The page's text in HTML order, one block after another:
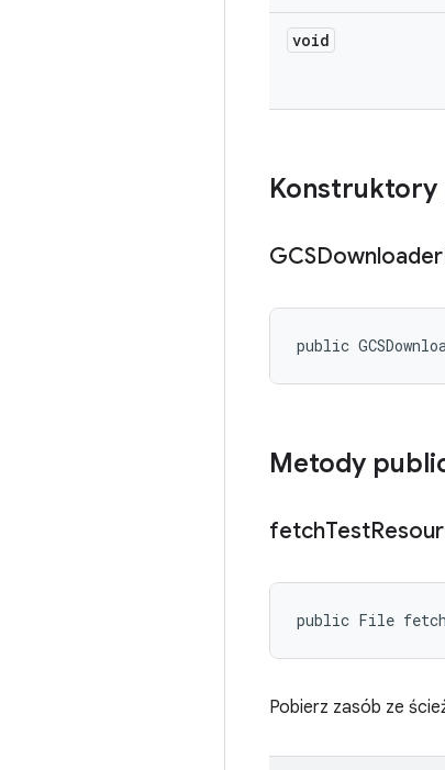
void
Konstruktory
GCSDownloader
public
Metody
fetchTest
public File
Pobierz zasób ze